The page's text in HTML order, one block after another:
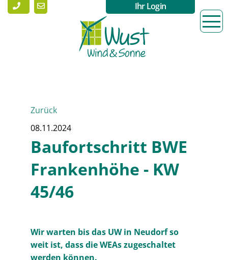
Ihr Login
Zurück
08.11.2024
Baufortschritt BWE
Frankenhöhe - KW
45/46
Wir warten bis das UW in Neudorf so
weit ist, dass die WEAs zugeschaltet
werden können.